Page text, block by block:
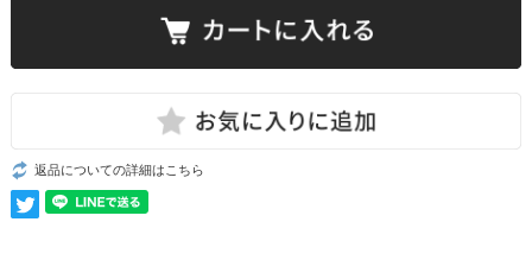
返品についての詳細はこちら